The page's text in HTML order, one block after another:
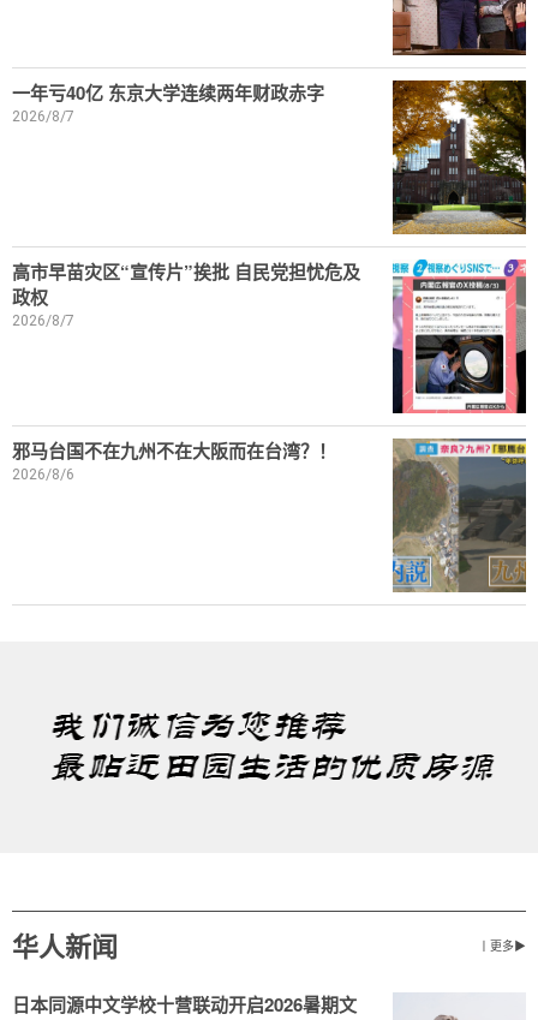
一年亏40亿 东京大学连续两年财政赤字
2026/8/7
高市早苗灾区“宣传片”挨批 自民党担忧危及
政权
2026/8/7
邪马台国不在九州不在大阪而在台湾？！
2026/8/6
华人新闻 丨更多▶
日本同源中文学校十营联动开启2026暑期文